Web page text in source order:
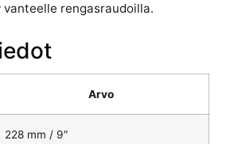
vanteelle rengasraudoilla.
Arvo
228 mm / 9″